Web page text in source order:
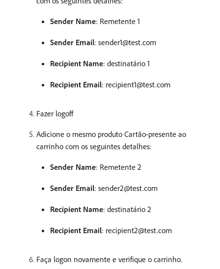
Sender Name: Remetente 1
Sender Email: sender1@test.com
Recipient Name: destinatário 1
Recipient Email: recipient1@test.com
Fazer logoff
Adicione o mesmo produto Cartão-presente ao
carrinho com os seguintes detalhes:
Sender Name: Remetente 2
Sender Email: sender2@test.com
Recipient Name: destinatário 2
Recipient Email: recipient2@test.com
Faça logon novamente e verifique o carrinho.